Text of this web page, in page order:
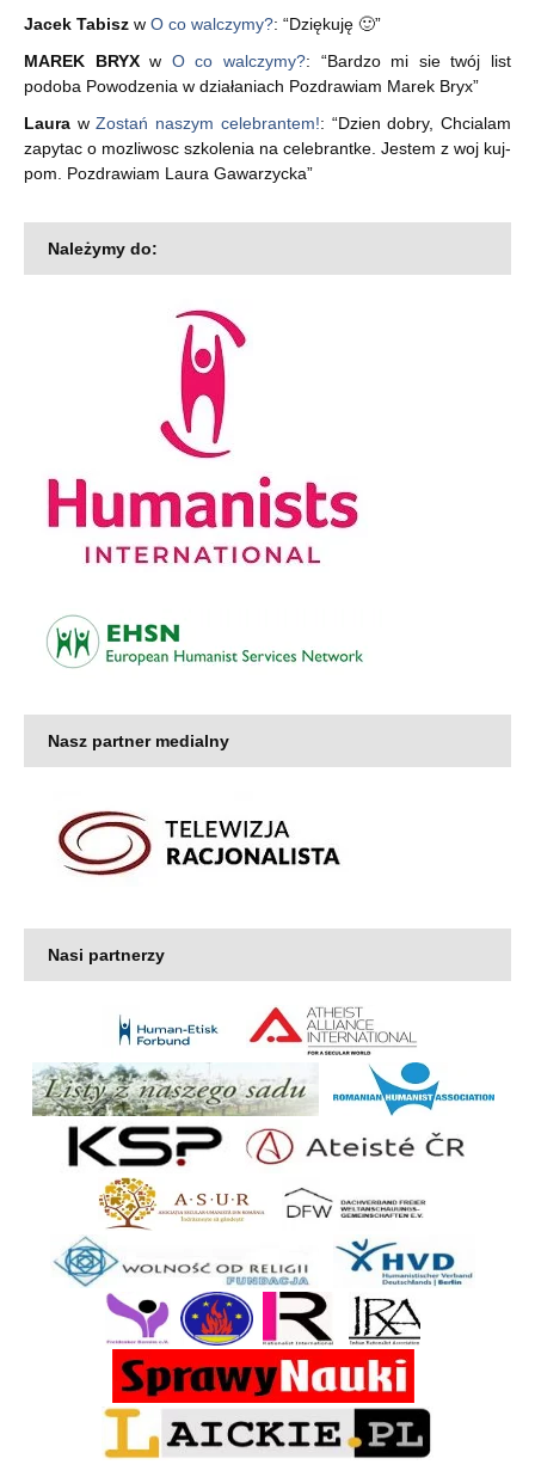
Jacek Tabisz w O co walczymy?: “Dziękuję 🙂”
MAREK BRYXw O co walczymy?: “Bardzo mi sie twój list
podoba Powodzenia w działaniach Pozdrawiam Marek Bryx”
Laura wZostań naszym celebrantem!: “Dzien dobry, Chcialam
zapytac o mozliwosc szkolenia na celebrantke. Jestem z woj kuj-
pom. Pozdrawiam Laura Gawarzycka”
Należymy do:
Nasz partner medialny
Nasi partnerzy